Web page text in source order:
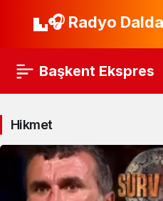
🎧 Radyo
Başkent Ekspres
Hikmet